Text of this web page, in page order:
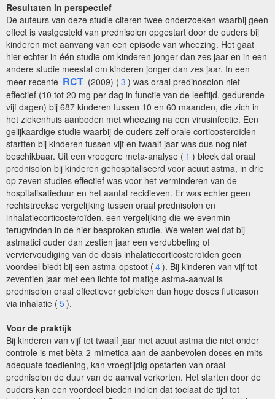
Resultaten in perspectief
De auteurs van deze studie citeren twee onderzoeken waarbij geen
effect is vastgesteld van prednisolon opgestart door de ouders bij
kinderen met aanvang van een episode van wheezing. Het gaat
hier echter in één studie om kinderen jonger dan zes jaar en in een
andere studie meestal om kinderen jonger dan zes jaar. In een
meer recente RCT (2009) ( 3 ) was oraal predinosolon niet
effectief (10 tot 20 mg per dag in functie van de leeftijd, gedurende
vijf dagen) bij 687 kinderen tussen 10 en 60 maanden, die zich in
het ziekenhuis aanboden met wheezing na een virusinfectie. Een
gelijkaardige studie waarbij de ouders zelf orale corticosteroïden
startten bij kinderen tussen vijf en twaalf jaar was dus nog niet
beschikbaar. Uit een vroegere meta-analyse ( 1 ) bleek dat oraal
prednisolon bij kinderen gehospitaliseerd voor acuut astma, in drie
op zeven studies effectief was voor het verminderen van de
hospitalisatieduur en het aantal recidieven. Er was echter geen
rechtstreekse vergelijking tussen oraal prednisolon en
inhalatiecorticosteroïden, een vergelijking die we evenmin
terugvinden in de hier besproken studie. We weten wel dat bij
astmatici ouder dan zestien jaar een verdubbeling of
verviervoudiging van de dosis inhalatiecorticosteroïden geen
voordeel biedt bij een astma-opstoot ( 4). Bij kinderen van vijf tot
zeventien jaar met een lichte tot matige astma-aanval is
prednisolon oraal effectiever gebleken dan hoge doses fluticason
via inhalatie ( 5).
Voor de praktijk
Bij kinderen van vijf tot twaalf jaar met acuut astma die niet onder
controle is met bèta-2-mimetica aan de aanbevolen doses en mits
adequate toediening, kan vroegtijdig opstarten van oraal
prednisolon de duur van de aanval verkorten. Het starten door de
ouders kan een voordeel bieden indien dat toelaat de tijd tot